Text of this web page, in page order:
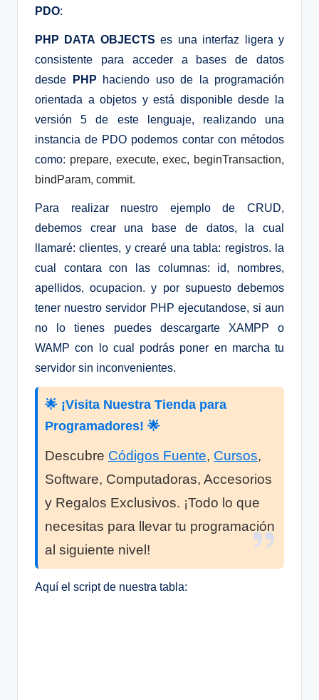
PDO:
PHP DATA OBJECTS es una interfaz ligera y
consistente para acceder a bases de datos
desde
PHP haciendo uso de la programación
orientada a objetos y está disponible desde la
versión 5 de este lenguaje, realizando una
instancia de PDO podemos contar con métodos
como: prepare, execute, exec, beginTransaction,
bindParam, commit.
Para realizar nuestro ejemplo de CRUD,
debemos crear una base de datos, la cual
llamaré: clientes, y crearé una tabla: registros. la
cual contara con las columnas: id, nombres,
apellidos, ocupacion. y por supuesto debemos
tener nuestro servidor PHP ejecutandose, si aun
no lo tienes puedes descargarte XAMPP o
WAMP con lo cual podrás poner en marcha tu
servidor sin inconvenientes.
🌟 ¡Visita Nuestra Tienda para
Programadores! 🌟
Descubre Códigos Fuente, Cursos,
Software, Computadoras, Accesorios
y Regalos Exclusivos. ¡Todo lo que
necesitas para llevar tu programación
al siguiente nivel!
Aquí el script de nuestra tabla: